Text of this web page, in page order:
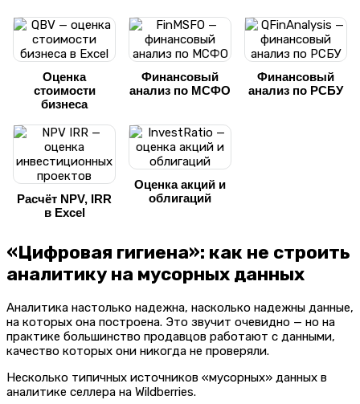
Оценка
стоимости
бизнеса
Финансовый
анализ по МСФО
Финансовый
анализ по РСБУ
Расчёт NPV, IRR
в Excel
Оценка акций и
облигаций
«Цифровая гигиена»: как не строить
аналитику на мусорных данных
Аналитика настолько надежна, насколько надежны данные,
на которых она построена. Это звучит очевидно — но на
практике большинство продавцов работают с данными,
качество которых они никогда не проверяли.
Несколько типичных источников «мусорных» данных в
аналитике селлера на Wildberries.